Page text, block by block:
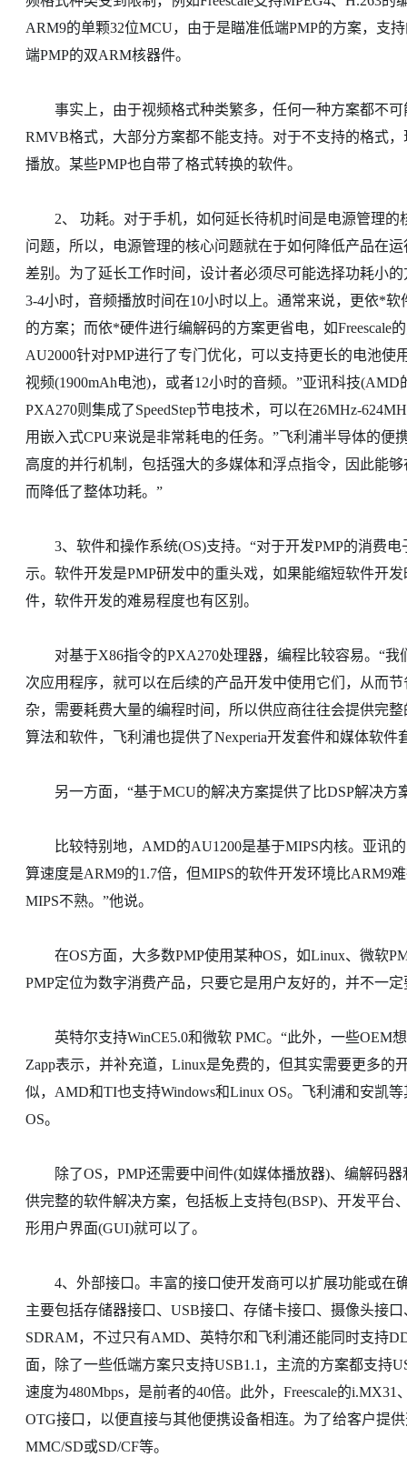
ARM9的单颗32位MCU，由于是瞄准低端PMP的方案，支
端PMP的双ARM核器件。
事实上，由于视频格式种类繁多，任何一种方案都不可
RMVB格式，大部分方案都不能支持。对于不支持的格式
播放。某些PMP也自带了格式转换的软件。
2、 功耗。对于手机，如何延长待机时间是电源管理的
问题，所以，电源管理的核心问题就在于如何降低产品在
差别。为了延长工作时间，设计者必须尽可能选择功耗小
3-4小时，音频播放时间在10小时以上。通常来说，更依*
的方案；而依*硬件进行编解码的方案更省电，如
AU2000针对PMP进行了专门优化，可以支持更长的电池
视频(1900mAh电池)，或者12小时的音频。”亚讯科技
PXA270则集成了SpeedStep节电技术，可以在26MHz-
用嵌入式CPU来说是非常耗电的任务。”飞利浦半导体的便
高度的并行机制，包括强大的多媒体和浮点指令，因此能
而降低了整体功耗。”
3、软件和操作系统(OS)支持。“对于开发PMP的消费电
示。软件开发是PMP研发中的重头戏，如果能缩短软件开
件，软件开发的难易程度也有区别。
对基于X86指令的PXA270处理器，编程比较容易。“我
次应用程序，就可以在后续的产品开发中使用它们，从而
杂，需要耗费大量的编程时间，所以供应商往往会提供完
算法和软件，飞利浦也提供了Nexperia开发套件和媒体软件
另一方面，“基于MCU的解决方案提供了比DSP解决方
比较特别地，AMD的AU1200是基于MIPS内核。亚讯的
算速度是ARM9的1.7倍，但MIPS的软件开发环境比ARM9
MIPS不熟。”他说。
在OS方面，大多数PMP使用某种OS，如Linux、微软
PMP定位为数字消费产品，只要它是用户友好的，并不一
英特尔支持WinCE5.0和微软 PMC。“此外，一些OEM
Zapp表示，并补充道，Linux是免费的，但其实需要更多
似，AMD和TI也支持Windows和Linux OS。飞利浦和安凯
OS。
除了OS，PMP还需要中间件(如媒体播放器)、编解码器
供完整的软件解决方案，包括板上支持包(BSP)、开发平
形用户界面(GUI)就可以了。
4、外部接口。丰富的接口使开发商可以扩展功能或在
主要包括存储器接口、USB接口、存储卡接口、摄像头接
SDRAM，不过只有AMD、英特尔和飞利浦还能同时支持
面，除了一些低端方案只支持USB1.1，主流的方案都支持
速度为480Mbps，是前者的40倍。此外，Freescale的
OTG接口，以便直接与其他便携设备相连。为了给客户提
MMC/SD或SD/CF等。